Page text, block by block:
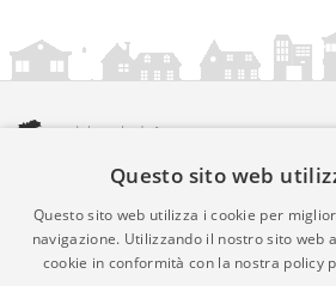
amministrazionicomunali.it è una
© Copyright MMXXIV - P.IVA
Informazioni sul servizio |Informativa
Cookies • Time 0.0196
Questo sito web
Questo sito web utilizza i cookie per
navigazione. Utilizzando il nostro sito web
cookie in conformità con la nostra policy